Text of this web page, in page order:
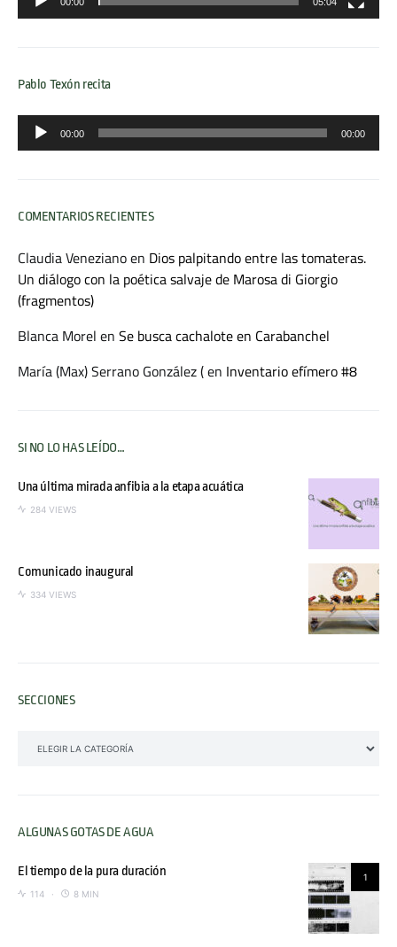
Pablo Texón recita
Reproductor
de
00:00 00:00
COMENTARIOS RECIENTES
Claudia Venezianoen Dios palpitando entre las tomateras.
Un diálogo con la poética salvaje de Marosa di Giorgio
(fragmentos)
Blanca Morel en Se busca cachalote en Carabanchel
María (Max) Serrano González (en Inventario efímero #8
SI NO LO HAS LEÍDO…
Una última mirada anfibia a la etapa acuática
284 VIEWS
Comunicado inaugural
334 VIEWS
SECCIONES
ALGUNAS GOTAS DE AGUA
1
El tiempo de la pura duración
114 8 MIN